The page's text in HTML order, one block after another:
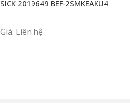
SICK 2019649 BEF-2SMKEAKU4
Giá: Liên hệ